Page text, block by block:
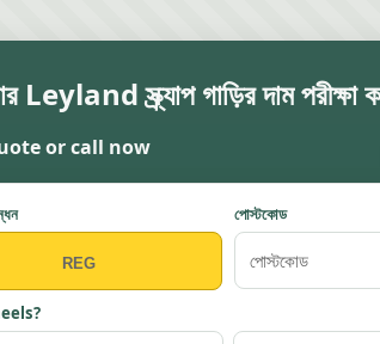
Leyland স্ক্র্যাপ গাড়ির দাম
or call now
পোস্টকোড